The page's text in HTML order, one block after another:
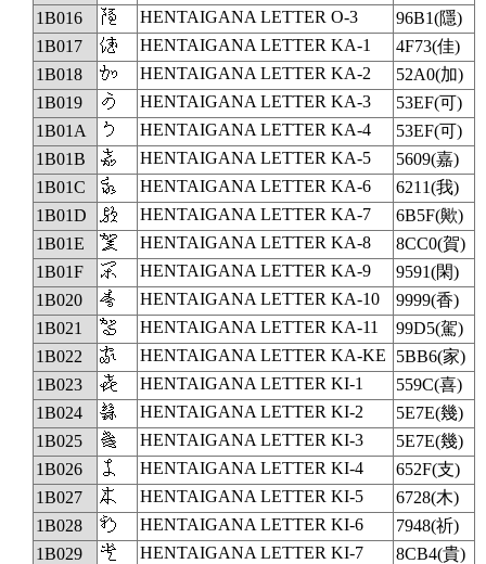
1B016
𛀖 HENTAIGANA LETTER O-3
96B1(隱)
1B017
𛀗 HENTAIGANA LETTER KA-1
4F73(佳)
1B018
𛀘 HENTAIGANA LETTER KA-2
52A0(加)
1B019
𛀙 HENTAIGANA LETTER KA-3
53EF(可)
1B01A
𛀚 HENTAIGANA LETTER KA-4
53EF(可)
1B01B
𛀛 HENTAIGANA LETTER KA-5
5609(嘉)
1B01C
𛀜 HENTAIGANA LETTER KA-6
6211(我)
1B01D
𛀝 HENTAIGANA LETTER KA-7
6B5F(歟)
1B01E
𛀞 HENTAIGANA LETTER KA-8
8CC0(賀)
1B01F
𛀟 HENTAIGANA LETTER KA-9
9591(閑)
1B020
𛀠 HENTAIGANA LETTER KA-10
9999(香)
1B021
𛀡 HENTAIGANA LETTER KA-11
99D5(駕)
1B022
𛀢 HENTAIGANA LETTER KA-KE
5BB6(家)
1B023
𛀣 HENTAIGANA LETTER KI-1
559C(喜)
1B024
𛀤 HENTAIGANA LETTER KI-2
5E7E(幾)
1B025
𛀥 HENTAIGANA LETTER KI-3
5E7E(幾)
1B026
𛀦 HENTAIGANA LETTER KI-4
652F(支)
1B027
𛀧 HENTAIGANA LETTER KI-5
6728(木)
1B028
𛀨 HENTAIGANA LETTER KI-6
7948(祈)
1B029
𛀩 HENTAIGANA LETTER KI-7
8CB4(貴)